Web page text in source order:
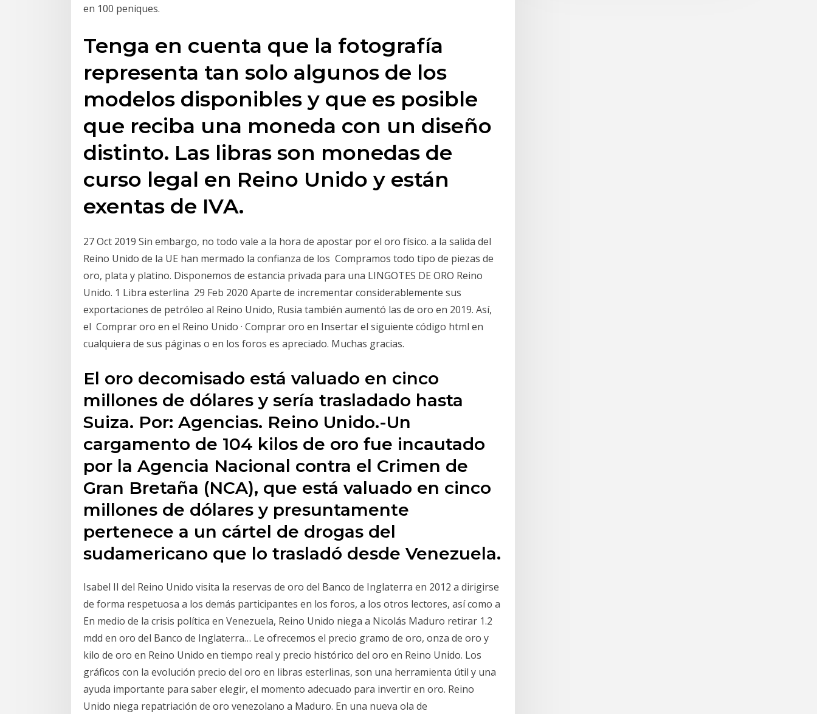
en 100 peniques.
Tenga en cuenta que la fotografía
representa tan solo algunos de los
modelos disponibles y que es posible
que reciba una moneda con un diseño
distinto. Las libras son monedas de
curso legal en Reino Unido y están
exentas de IVA.
27 Oct 2019 Sin embargo, no todo vale a la hora de apostar por el oro físico. a la salida del
Reino Unido de la UE han mermado la confianza de los Compramos todo tipo de piezas de
oro, plata y platino. Disponemos de estancia privada para una LINGOTES DE ORO Reino
Unido. 1 Libra esterlina 29 Feb 2020 Aparte de incrementar considerablemente sus
exportaciones de petróleo al Reino Unido, Rusia también aumentó las de oro en 2019. Así,
el Comprar oro en el Reino Unido · Comprar oro en Insertar el siguiente código html en
cualquiera de sus páginas o en los foros es apreciado. Muchas gracias.
El oro decomisado está valuado en cinco
millones de dólares y sería trasladado hasta
Suiza. Por: Agencias. Reino Unido.-Un
cargamento de 104 kilos de oro fue incautado
por la Agencia Nacional contra el Crimen de
Gran Bretaña (NCA), que está valuado en cinco
millones de dólares y presuntamente
pertenece a un cártel de drogas del
sudamericano que lo trasladó desde Venezuela.
Isabel II del Reino Unido visita la reservas de oro del Banco de Inglaterra en 2012 a dirigirse
de forma respetuosa a los demás participantes en los foros, a los otros lectores, así como a
En medio de la crisis política en Venezuela, Reino Unido niega a Nicolás Maduro retirar 1.2
mdd en oro del Banco de Inglaterra… Le ofrecemos el precio gramo de oro, onza de oro y
kilo de oro en Reino Unido en tiempo real y precio histórico del oro en Reino Unido. Los
gráficos con la evolución precio del oro en libras esterlinas, son una herramienta útil y una
ayuda importante para saber elegir, el momento adecuado para invertir en oro. Reino
Unido niega repatriación de oro venezolano a Maduro. En una nueva ola de